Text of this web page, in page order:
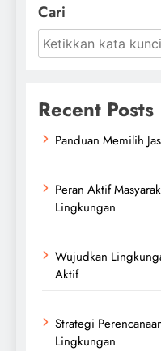
Cari
Recent Posts
Panduan Memilih
Peran Aktif
Lingkungan
Wujudkan
Aktif
Strategi
Lingkungan